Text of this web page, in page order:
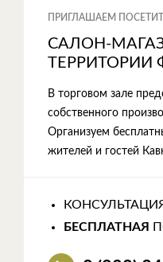
ПРИГЛАШАЕМ
САЛОН-
ТЕРРИТОРИИ
В торговом зале
собственного
Организуем
жителей и гостей
БЕСПЛАТНАЯ